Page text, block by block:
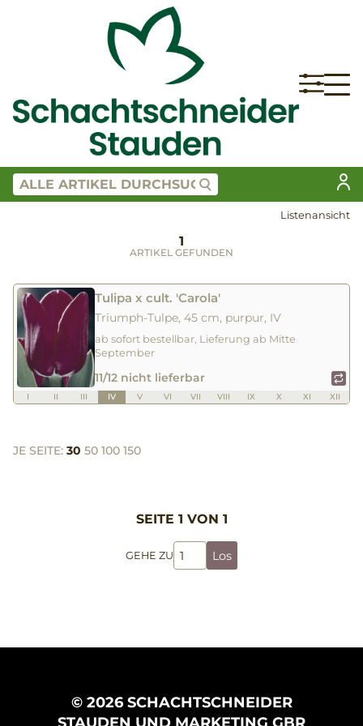
Listenansicht
1
ARTIKEL GEFUNDEN
Tulipa x cult. 'Carola'
Triumph-Tulpe, 45 cm, purpur, IV
ab sofort bestellbar, Lieferung ab Mitte
September
11/12 nicht lieferbar
I II III IV V VI VII VIII IX X XI XII
JE SEITE: 30 50 100 150
SEITE 1 VON 1
GEHE ZU Los
© 2026 SCHACHTSCHNEIDER